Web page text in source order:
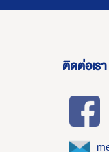
ติดต่อเรา